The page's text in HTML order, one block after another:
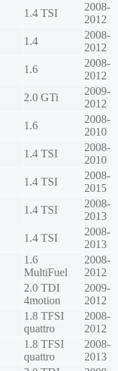
1.4 TSI
2008-
2012
1.4
2008-
2012
1.6
2008-
2012
2.0 GTi
2009-
2012
1.6
2008-
2010
1.4 TSI
2008-
2010
1.4 TSI
2008-
2015
1.4 TSI
2008-
2013
1.4 TSI
2008-
2013
1.6
MultiFuel
2008-
2012
2.0 TDI
4motion
2009-
2012
1.8 TFSI
quattro
2008-
2012
1.8 TFSI
quattro
2008-
2013